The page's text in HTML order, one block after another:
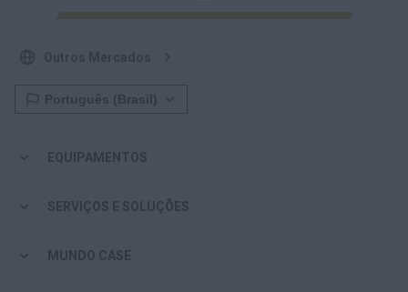
EQUIPAMENTOS
SERVIÇOS E SOLUÇÕES
MUNDO CASE